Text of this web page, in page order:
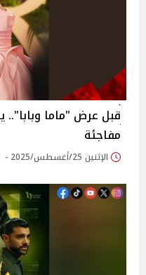
قبل عرض "ماما
مفاجئة‎
الإثنين 25/أغسطس/2025 - 04:31 م